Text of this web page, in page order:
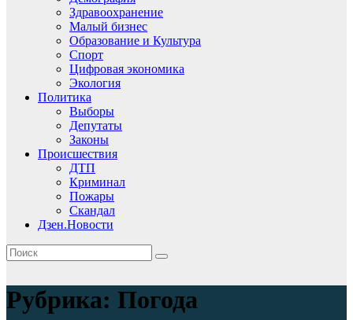
Здравоохранение
Малый бизнес
Образование и Культура
Спорт
Цифровая экономика
Экология
Политика
Выборы
Депутаты
Законы
Происшествия
ДТП
Криминал
Пожары
Скандал
Дзен.Новости
Рубрика: Погода